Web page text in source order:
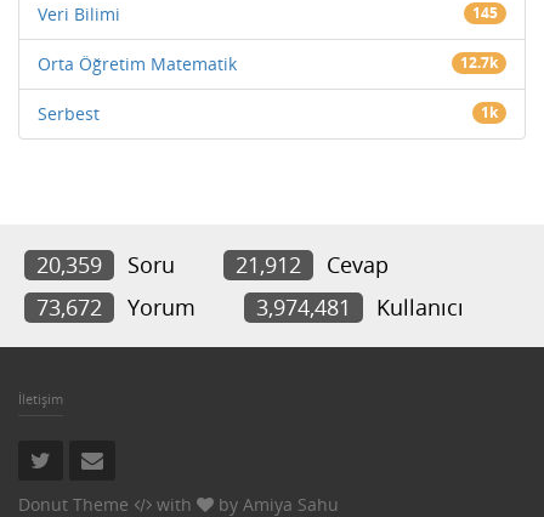
Veri Bilimi 145
Orta Öğretim Matematik 12.7k
Serbest 1k
20,359 Soru 21,912
Cevap
73,672
Yorum 3,974,481 Kullanıcı
İletişim
Donut Theme with by Amiya Sahu